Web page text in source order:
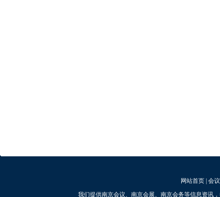
网站首页| 会
我们提供南京会议、南京会展、南京会务等信息资讯